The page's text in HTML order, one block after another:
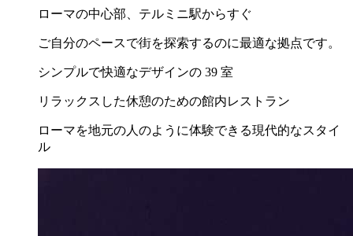
ローマの中心部、テルミニ駅からすぐ
ご自分のペースで街を探索するのに最適な拠点です。
シンプルで快適なデザインの 39 室
リラックスした休憩のための館内レストラン
ローマを地元の人のように体験できる現代的なスタイ
ル